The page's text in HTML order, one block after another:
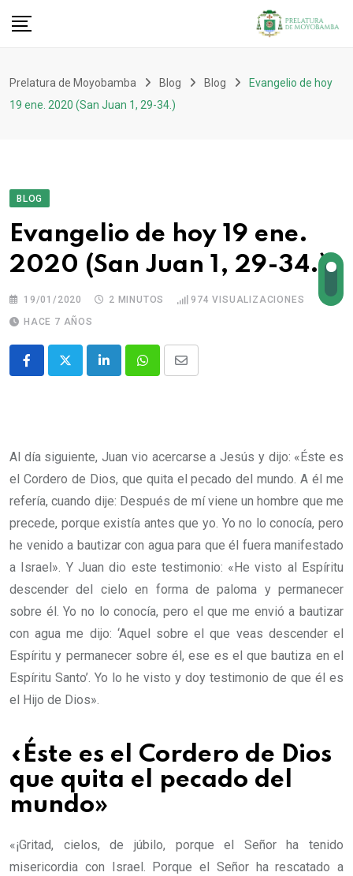
Prelatura de Moyobamba Blog Blog
Evangelio de hoy
19 ene. 2020 (San Juan 1, 29-34.)
BLOG
Evangelio de hoy 19 ene.
2020 (San Juan 1, 29-34.)
19/01/2020 2 MINUTOS 974 VISUALIZACIONES
HACE 7 AÑOS
Al día siguiente, Juan vio acercarse a Jesús y dijo: «Éste es
el Cordero de Dios, que quita el pecado del mundo. A él me
refería, cuando dije: Después de mí viene un hombre que me
precede, porque existía antes que yo. Yo no lo conocía, pero
he venido a bautizar con agua para que él fuera manifestado
a Israel». Y Juan dio este testimonio: «He visto al Espíritu
descender del cielo en forma de paloma y permanecer
sobre él. Yo no lo conocía, pero el que me envió a bautizar
con agua me dijo: ‘Aquel sobre el que veas descender el
Espíritu y permanecer sobre él, ese es el que bautiza en el
Espíritu Santo’. Yo lo he visto y doy testimonio de que él es
el Hijo de Dios».
«Éste es el Cordero de Dios
que quita el pecado del
mundo»
«¡Gritad, cielos, de júbilo, porque el Señor ha tenido
misericordia con Israel. Porque el Señor ha rescatado a